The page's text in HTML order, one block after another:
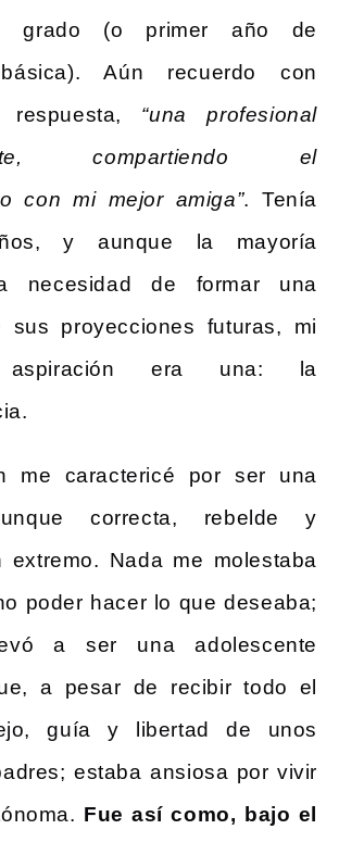
grado (o primer año de
Aún recuerdo con
respuesta, “una profesional
compartiendo el
con mi mejor amiga”. Tenía
y aunque la mayoría
necesidad de formar una
sus proyecciones futuras, mi
aspiración era una: la
me caractericé por ser una
correcta, rebelde y
extremo. Nada me molestaba
poder hacer lo que deseaba;
a ser una adolescente
a pesar de recibir todo el
guía y libertad de unos
estaba ansiosa por vivir
Fue así como, bajo el